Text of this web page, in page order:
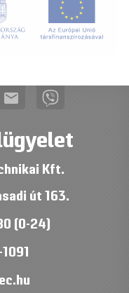
mail
Kft.
út 163.
(0-24)